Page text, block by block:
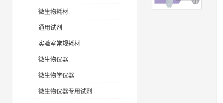
微生物耗材
通用试剂
实验室常规耗材
微生物仪器
微生物学仪器
微生物仪器专用试剂